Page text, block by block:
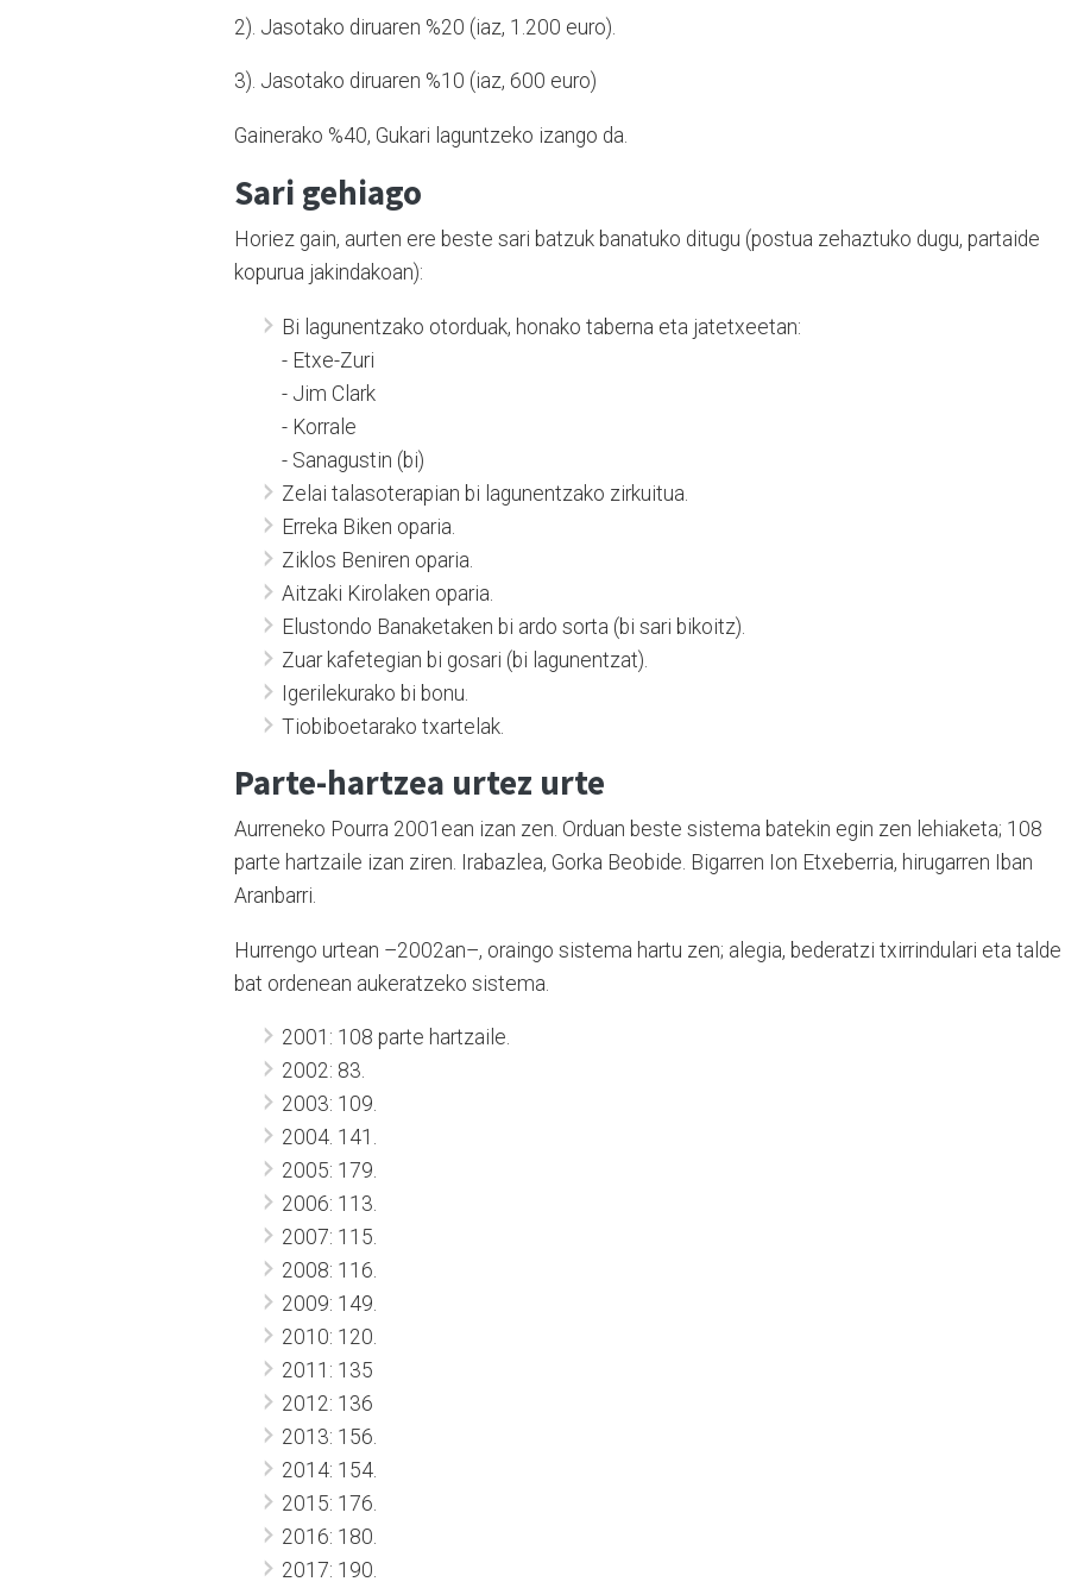
2). Jasotako diruaren %20 (iaz, 1.200 euro).
3). Jasotako diruaren %10 (iaz, 600 euro)
Gainerako %40, Gukari laguntzeko izango da.
Sari gehiago
Horiez gain, aurten ere beste sari batzuk banatuko ditugu (postua zehaztuko dugu, partaide
kopurua jakindakoan):
Bi lagunentzako otorduak, honako taberna eta jatetxeetan:
- Etxe-Zuri
- Jim Clark
- Korrale
- Sanagustin (bi)
Zelai talasoterapian bi lagunentzako zirkuitua.
Erreka Biken oparia.
Ziklos Beniren oparia.
Aitzaki Kirolaken oparia.
Elustondo Banaketaken bi ardo sorta (bi sari bikoitz).
Zuar kafetegian bi gosari (bi lagunentzat).
Igerilekurako bi bonu.
Tiobiboetarako txartelak.
Parte-hartzea urtez urte
Aurreneko Pourra 2001ean izan zen. Orduan beste sistema batekin egin zen lehiaketa; 108
parte hartzaile izan ziren. Irabazlea, Gorka Beobide. Bigarren Ion Etxeberria, hirugarren Iban
Aranbarri.
Hurrengo urtean –2002an–, oraingo sistema hartu zen; alegia, bederatzi txirrindulari eta talde
bat ordenean aukeratzeko sistema.
2001: 108 parte hartzaile.
2002: 83.
2003: 109.
2004. 141.
2005: 179.
2006: 113.
2007: 115.
2008: 116.
2009: 149.
2010: 120.
2011: 135
2012: 136
2013: 156.
2014: 154.
2015: 176.
2016: 180.
2017: 190.